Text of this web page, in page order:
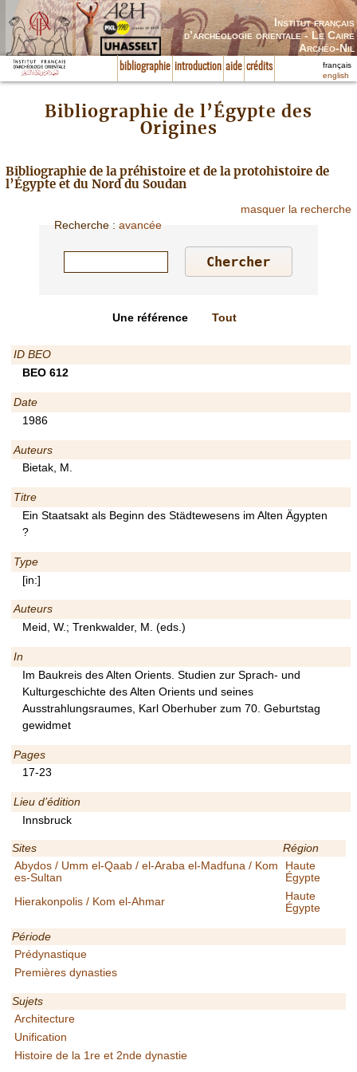
Institut français
d’archéologie orientale - Le Caire
Archéo-Nil
bibliographie introduction aide crédits
français
english
Bibliographie de l’Égypte des
Origines
Bibliographie de la préhistoire et de la protohistoire de
l’Égypte et du Nord du Soudan
masquer la recherche
Recherche :avancée
Une référence Tout
ID BEO
BEO 612
Date
1986
Auteurs
Bietak, M.
Titre
Ein Staatsakt als Beginn des Städtewesens im Alten Ägypten
?
Type
[in:]
Auteurs
Meid, W.; Trenkwalder, M. (eds.)
In
Im Baukreis des Alten Orients. Studien zur Sprach- und
Kulturgeschichte des Alten Orients und seines
Ausstrahlungsraumes, Karl Oberhuber zum 70. Geburtstag
gewidmet
Pages
17-23
Lieu d’édition
Innsbruck
Sites
Région
Abydos / Umm el-Qaab / el-Araba el-Madfuna / Kom
es-Sultan
Haute
Égypte
Hierakonpolis / Kom el-Ahmar
Haute
Égypte
Période
Prédynastique
Premières dynasties
Sujets
Architecture
Unification
Histoire de la 1re et 2nde dynastie